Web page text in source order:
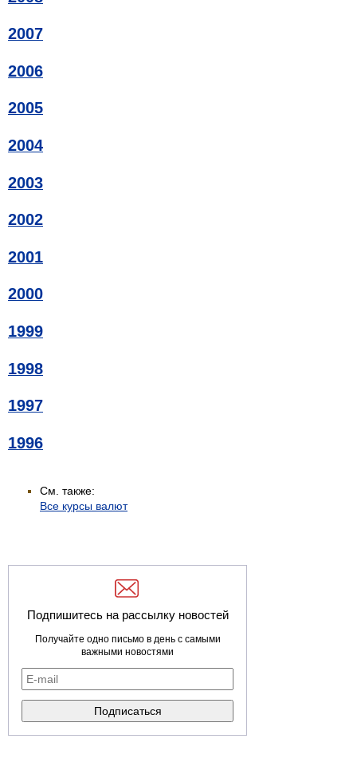
2007
2006
2005
2004
2003
2002
2001
2000
1999
1998
1997
1996
См. также:
Все курсы валют
Подпишитесь на рассылку новостей
Получайте одно письмо в день с самыми
важными новостями